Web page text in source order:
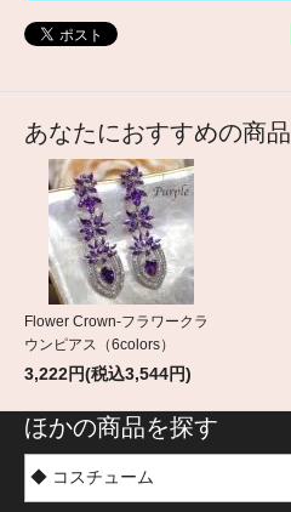
あなたにおすすめの商品
Flower Crown-フラワークラ
ウンピアス（6colors）
3,222円(税込3,544円)
ほかの商品を探す